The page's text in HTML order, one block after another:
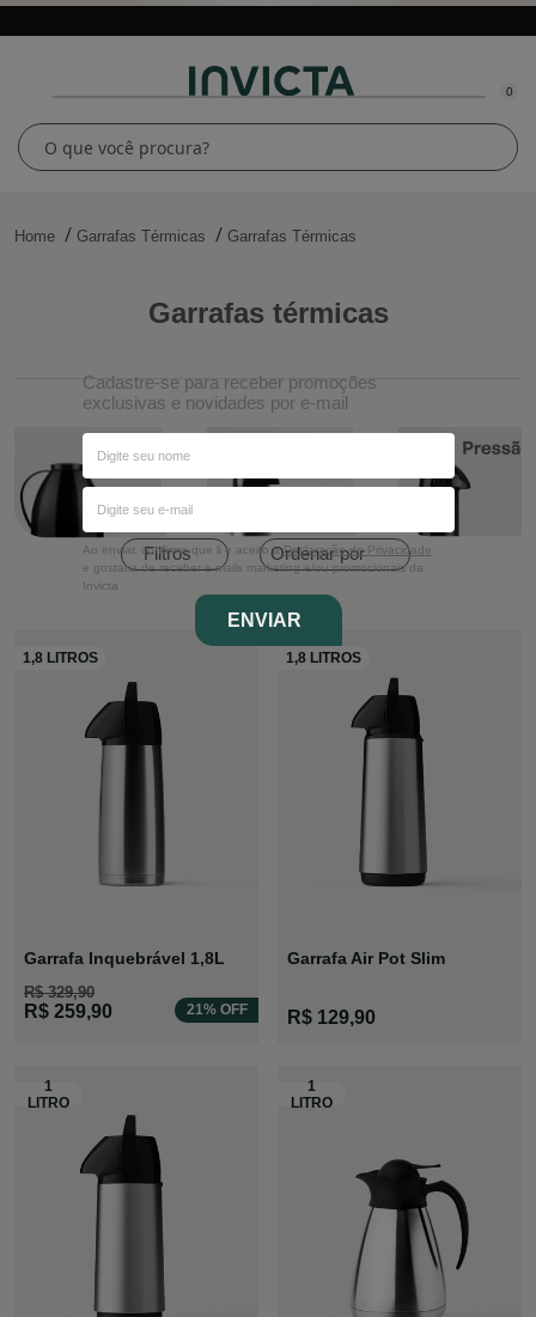
0
Home Garrafas Térmicas Garrafas Térmicas
garrafas térmicas
Filtros Ordenar por
Garrafa Inquebrável 1,8L
R$ 329,90
R$ 259,90 21% OFF
Garrafa Air Pot Slim
R$ 129,90
Cadastre-se para receber promoções
exclusivas e novidades por e-mail
Ao enviar, confirmo que li e aceito aDeclaração de Privacidade
e gostaria de receber e-mails marketing e/ou promocionais da
Invicta
ENVIAR